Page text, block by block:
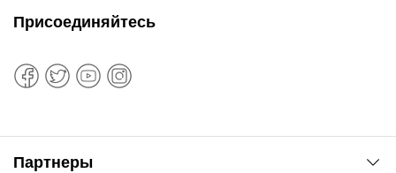
Присоединяйтесь
Партнеры